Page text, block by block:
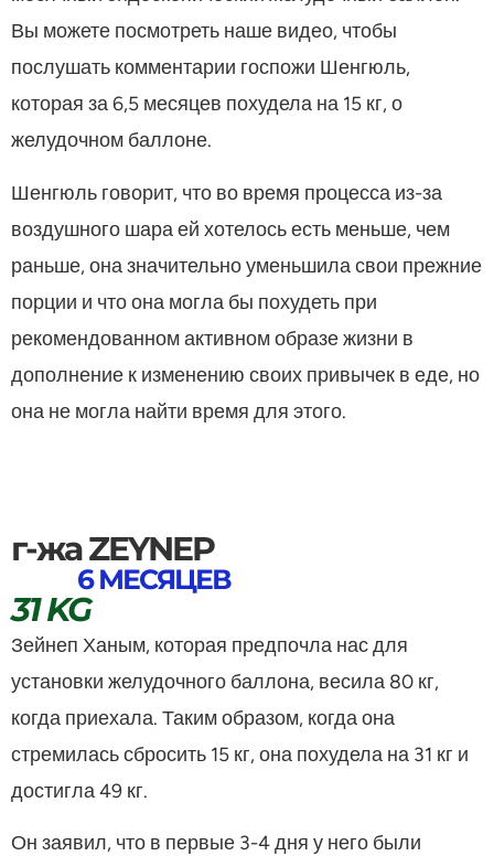
Вы можете посмотреть наше видео, чтобы
послушать комментарии госпожи Шенгюль,
которая за 6,5 месяцев похудела на 15 кг, о
желудочном баллоне.
Шенгюль говорит, что во время процесса из-за
воздушного шара ей хотелось есть меньше, чем
раньше, она значительно уменьшила свои прежние
порции и что она могла бы похудеть при
рекомендованном активном образе жизни в
дополнение к изменению своих привычек в еде, но
она не могла найти время для этого.
г-жа ZEYNEP
6 МЕСЯЦЕВ
31 KG
Зейнеп Ханым, которая предпочла нас для
установки желудочного баллона, весила 80 кг,
когда приехала. Таким образом, когда она
стремилась сбросить 15 кг, она похудела на 31 кг и
достигла 49 кг.
Он заявил, что в первые 3-4 дня у него были